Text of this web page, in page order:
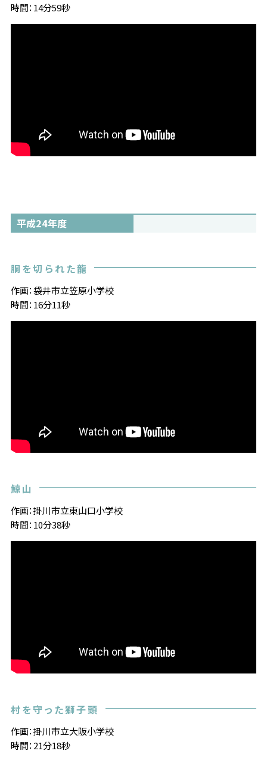
時間：14分59秒
平成24年度
胴を切られた龍
作画：袋井市立笠原小学校
時間：16分11秒
鯨山
作画：掛川市立東山口小学校
時間：10分38秒
村を守った獅子頭
作画：掛川市立大阪小学校
時間：21分18秒